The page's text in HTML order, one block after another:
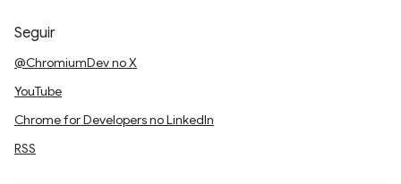
Seguir
@ChromiumDev no X
YouTube
Chrome for Developers no LinkedIn
RSS